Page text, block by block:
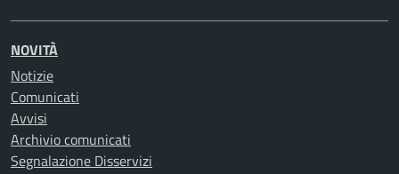
NOVITÀ
Notizie
Comunicati
Avvisi
Archivio comunicati
Segnalazione Disservizi